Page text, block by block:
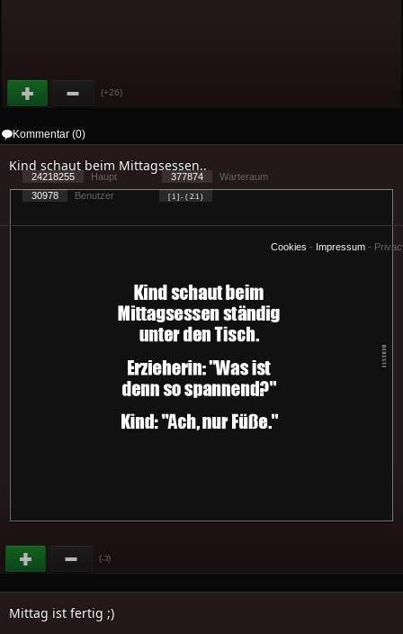
(+26)
Kommentar (0)
Kind schaut beim Mittagsessen..
(-3)
Mittag ist fertig ;)
24218255 Haupt 377874
Warteraum
30978
Benutzer [ 1 ] - ( 2.1 )
Cookies - Impressum -